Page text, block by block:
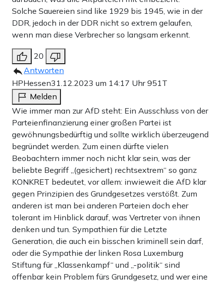
Solche Sauereien sind like 1929 bis 1945, wie in der
DDR, jedoch in der DDR nicht so extrem gelaufen,
wenn man diese Verbrecher so langsam erkennt.
20
Antworten
HPHessen31.12.2023 um 14:17 Uhr951T
Melden
Wie immer man zur AfD steht: Ein Ausschluss von der
Parteienfinanzierung einer großen Partei ist
gewöhnungsbedürftig und sollte wirklich überzeugend
begründet werden. Zum einen dürfte vielen
Beobachtern immer noch nicht klar sein, was der
beliebte Begriff „(gesichert) rechtsextrem“ so ganz
KONKRET bedeutet, vor allem: inwieweit die AfD klar
gegen Prinzipien des Grundgesetzes verstößt. Zum
anderen ist man bei anderen Parteien doch eher
tolerant im Hinblick darauf, was Vertreter von ihnen
denken und tun. Sympathien für die Letzte
Generation, die auch ein bisschen kriminell sein darf,
oder die Sympathie der linken Rosa Luxemburg
Stiftung für „Klassenkampf“ und „-politik“ sind
offenbar kein Problem fürs Grundgesetz, und wer eine